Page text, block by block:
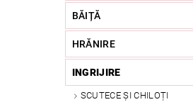
BĂIȚĂ
HRĂNIRE
INGRIJIRE
SCUTECE ȘI CHILOȚI